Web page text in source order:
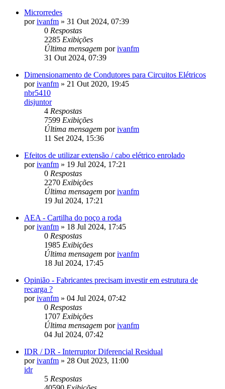
Microrredes
porivanfm » 31 Out 2024, 07:39
0 Respostas
2285 Exibições
Última mensagem porivanfm
31 Out 2024, 07:39
Dimensionamento de Condutores para Circuitos Elétricos
porivanfm » 21 Out 2020, 19:45
nbr5410
disjuntor
4 Respostas
7599 Exibições
Última mensagem porivanfm
11 Set 2024, 15:36
Efeitos de utilizar extensão / cabo elétrico enrolado
porivanfm » 19 Jul 2024, 17:21
0 Respostas
2270 Exibições
Última mensagem porivanfm
19 Jul 2024, 17:21
AEA - Cartilha do poço a roda
porivanfm » 18 Jul 2024, 17:45
0 Respostas
1985 Exibições
Última mensagem porivanfm
18 Jul 2024, 17:45
Opinião - Fabricantes precisam investir em estrutura de
recarga ?
porivanfm » 04 Jul 2024, 07:42
0 Respostas
1707 Exibições
Última mensagem porivanfm
04 Jul 2024, 07:42
IDR / DR - Interruptor Diferencial Residual
porivanfm » 28 Out 2023, 11:00
idr
5 Respostas